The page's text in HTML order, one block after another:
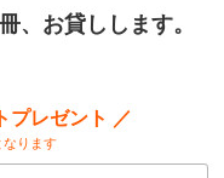
、お貸しします。
プレゼント ／
ります